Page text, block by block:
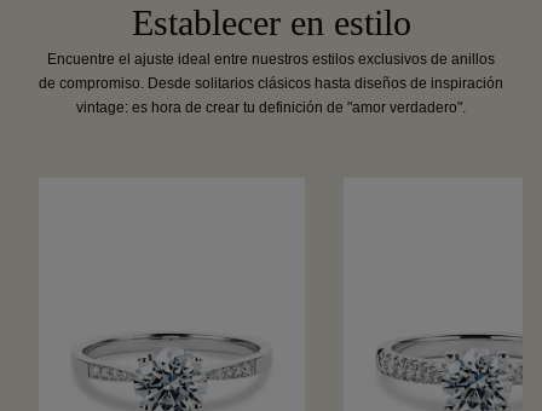
Establecer en estilo
Encuentre el ajuste ideal entre nuestros estilos exclusivos de anillos
de compromiso. Desde solitarios clásicos hasta diseños de inspiración
vintage: es hora de crear tu definición de "amor verdadero".